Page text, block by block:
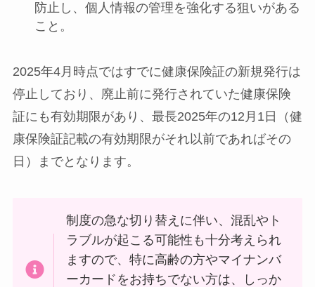
防止し、個人情報の管理を強化する狙いがある
こと。
2025年4月時点ではすでに健康保険証の新規発行は
停止しており、廃止前に発行されていた健康保険
証にも有効期限があり、最長2025年の12月1日（健
康保険証記載の有効期限がそれ以前であればその
日）までとなります。
制度の急な切り替えに伴い、混乱やト
ラブルが起こる可能性も十分考えられ
ますので、特に高齢の方やマイナンバ
ーカードをお持ちでない方は、しっか